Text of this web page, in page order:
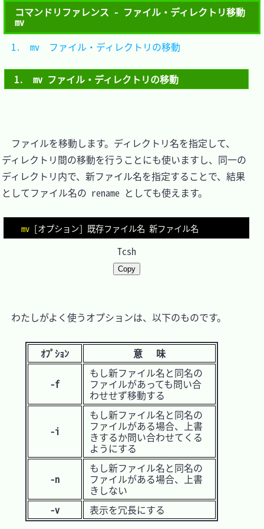
コマンドリファレンス - ファイル・ディレクトリ移動
mv
1.　mv	ファイル・ディレクトリの移動
1.　mv ファイル・ディレクトリの移動
ファイルを移動します。ディレクトリ名を指定して、
ディレクトリ間の移動を行うことにも使いますし、同一の
ディレクトリ内で、新ファイル名を指定することで、結果
としてファイル名の rename としても使えます。
mv [オプション]
Tcsh
Copy
わたしがよく使うオプションは、以下のものです。
ｵﾌﾟｼｮﾝ 意味
-f
もし新ファイル名と同名の
ファイルがあっても問い合
わせせず移動する
-i
もし新ファイル名と同名の
ファイルがある場合、上書
きするか問い合わせてくる
ようにする
-n
もし新ファイル名と同名の
ファイルがある場合、上書
きしない
-v
表示を冗長にする